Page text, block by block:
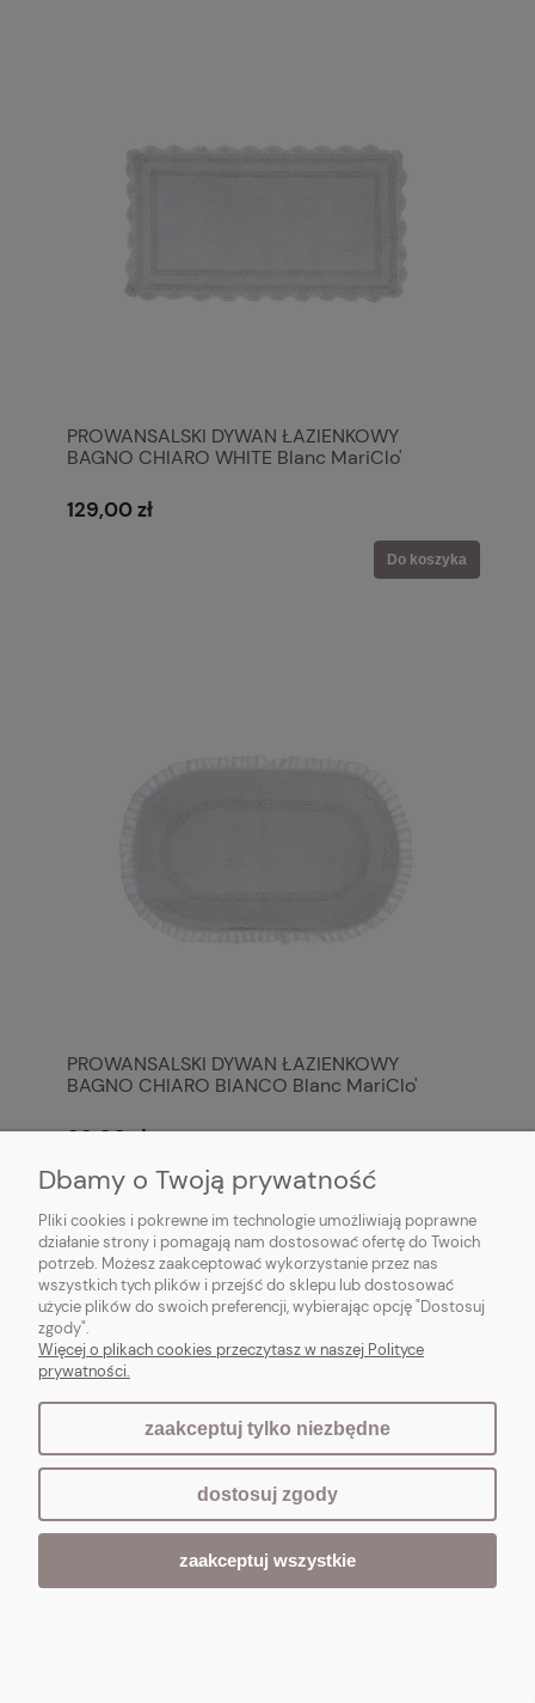
PROWANSALSKI DYWAN ŁAZIENKOWY
BAGNO CHIARO WHITE Blanc MariClo'
129,00 zł
Do koszyka
PROWANSALSKI DYWAN ŁAZIENKOWY
BAGNO CHIARO BIANCO Blanc MariClo'
99,00 zł
Dbamy o Twoją prywatność
Pliki cookies i pokrewne im technologie umożliwiają poprawne
działanie strony i pomagają nam dostosować ofertę do Twoich
potrzeb. Możesz zaakceptować wykorzystanie przez nas
wszystkich tych plików i przejść do sklepu lub dostosować
użycie plików do swoich preferencji, wybierając opcję "Dostosuj
zgody".
Więcej o plikach cookies przeczytasz w naszej Polityce
prywatności.
zaakceptuj tylko niezbędne
dostosuj zgody
zaakceptuj wszystkie